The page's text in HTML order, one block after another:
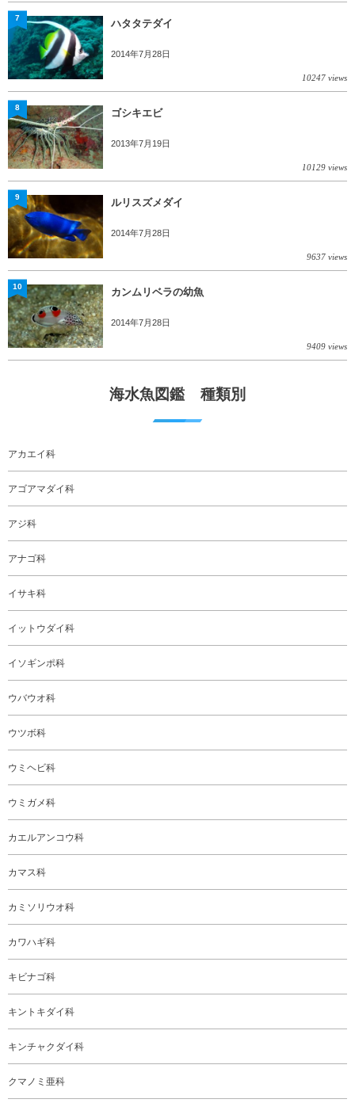
ハタタテダイ
2014年7月28日
10247 views
7
ゴシキエビ
2013年7月19日
10129 views
8
ルリスズメダイ
2014年7月28日
9637 views
9
カンムリベラの幼魚
2014年7月28日
9409 views
10
海水魚図鑑 種類別
アカエイ科
アゴアマダイ科
アジ科
アナゴ科
イサキ科
イットウダイ科
イソギンポ科
ウバウオ科
ウツボ科
ウミヘビ科
ウミガメ科
カエルアンコウ科
カマス科
カミソリウオ科
カワハギ科
キビナゴ科
キントキダイ科
キンチャクダイ科
クマノミ亜科